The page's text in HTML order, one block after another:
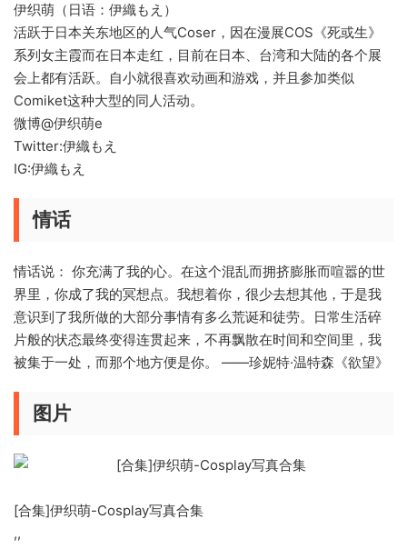
伊织萌（日语：伊織もえ）
活跃于日本关东地区的人气Coser，因在漫展COS《死或生》
系列女主霞而在日本走红，目前在日本、台湾和大陆的各个展
会上都有活跃。自小就很喜欢动画和游戏，并且参加类似
Comiket这种大型的同人活动。
微博@伊织萌e
Twitter:伊織もえ
IG:伊織もえ
情话
情话说： 你充满了我的心。在这个混乱而拥挤膨胀而喧嚣的世
界里，你成了我的冥想点。我想着你，很少去想其他，于是我
意识到了我所做的大部分事情有多么荒诞和徒劳。日常生活碎
片般的状态最终变得连贯起来，不再飘散在时间和空间里，我
被集于一处，而那个地方便是你。 ——珍妮特·温特森《欲望》
图片
[合集]伊织萌-Cosplay写真合集
,,